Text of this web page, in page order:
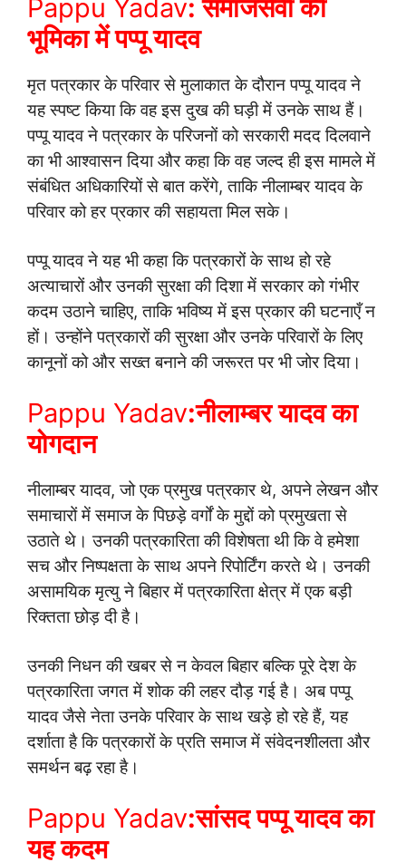
Pappu Yadav:समाजसेवी की
भूमिका में पप्पू यादव
मृत पत्रकार के परिवार से मुलाकात के दौरान पप्पू यादव ने
यह स्पष्ट किया कि वह इस दुख की घड़ी में उनके साथ हैं।
पप्पू यादव ने पत्रकार के परिजनों को सरकारी मदद दिलवाने
का भी आश्वासन दिया और कहा कि वह जल्द ही इस मामले में
संबंधित अधिकारियों से बात करेंगे, ताकि नीलाम्बर यादव के
परिवार को हर प्रकार की सहायता मिल सके।
पप्पू यादव ने यह भी कहा कि पत्रकारों के साथ हो रहे
अत्याचारों और उनकी सुरक्षा की दिशा में सरकार को गंभीर
कदम उठाने चाहिए, ताकि भविष्य में इस प्रकार की घटनाएँ न
हों। उन्होंने पत्रकारों की सुरक्षा और उनके परिवारों के लिए
कानूनों को और सख्त बनाने की जरूरत पर भी जोर दिया।
Pappu Yadav:नीलाम्बर यादव का
योगदान
नीलाम्बर यादव, जो एक प्रमुख पत्रकार थे, अपने लेखन और
समाचारों में समाज के पिछड़े वर्गों के मुद्दों को प्रमुखता से
उठाते थे। उनकी पत्रकारिता की विशेषता थी कि वे हमेशा
सच और निष्पक्षता के साथ अपने रिपोर्टिंग करते थे। उनकी
असामयिक मृत्यु ने बिहार में पत्रकारिता क्षेत्र में एक बड़ी
रिक्तता छोड़ दी है।
उनकी निधन की खबर से न केवल बिहार बल्कि पूरे देश के
पत्रकारिता जगत में शोक की लहर दौड़ गई है। अब पप्पू
यादव जैसे नेता उनके परिवार के साथ खड़े हो रहे हैं, यह
दर्शाता है कि पत्रकारों के प्रति समाज में संवेदनशीलता और
समर्थन बढ़ रहा है।
Pappu Yadav:सांसद पप्पू यादव का
यह कदम